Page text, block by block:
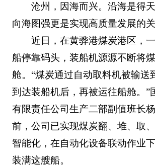
沧州，因海而兴。沿海是得
向海图强更是实现高质量发展的关
近日，在黄骅港煤炭港区，
船停靠码头，装船机源源不断将
舱。“煤炭通过自动取料机被输送
到达装船机后，再被运往船舱。”
有限责任公司生产二部副值班长
前，公司已实现煤炭翻、堆、取
智能化，在自动化设备联动作业
装满这艘船。